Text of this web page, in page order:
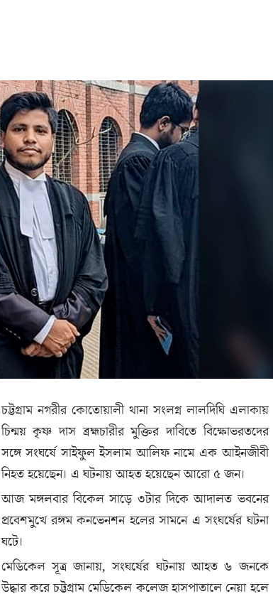
চট্টগ্রাম নগরীর কোতোয়ালী থানা সংলগ্ন লালদিঘি এলাকায়
চিন্ময় কৃষ্ণ দাস ব্রহ্মচারীর মুক্তির দাবিতে বিক্ষোভরতদের
সঙ্গে সংঘর্ষে সাইফুল ইসলাম আলিফ নামে এক আইনজীবী
নিহত হয়েছেন। এ ঘটনায় আহত হয়েছেন আরো ৫ জন।
আজ মঙ্গলবার বিকেল সাড়ে ৩টার দিকে আদালত ভবনের
প্রবেশমুখে রঙ্গম কনভেনশন হলের সামনে এ সংঘর্ষের ঘটনা
ঘটে।
মেডিকেল সূত্র জানায়, সংঘর্ষের ঘটনায় আহত ৬ জনকে
উদ্ধার করে চট্টগ্রাম মেডিকেল কলেজ হাসপাতালে নেয়া হলে